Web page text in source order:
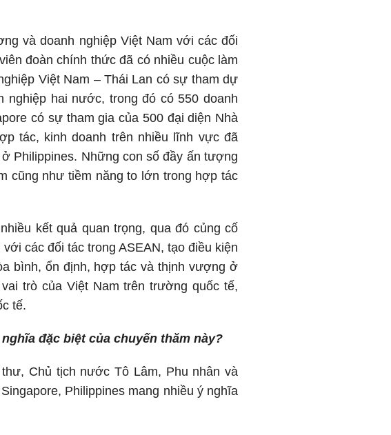
và doanh nghiệp Việt Nam với các đối
đoàn chính thức đã có nhiều cuộc làm
Việt Nam – Thái Lan có sự tham dự
nghiệp hai nước, trong đó có 550 doanh
có sự tham gia của 500 đại diện Nhà
tác, kinh doanh trên nhiều lĩnh vực đã
Philippines. Những con số đầy ấn tượng
cũng như tiềm năng to lớn trong hợp tác
kết quả quan trọng, qua đó củng cố
các đối tác trong ASEAN, tạo điều kiện
bình, ổn định, hợp tác và thịnh vượng ở
trò của Việt Nam trên trường quốc tế,
tế.
đặc biệt của chuyến thăm này?
Chủ tịch nước Tô Lâm, Phu nhân và
Philippines mang nhiều ý nghĩa